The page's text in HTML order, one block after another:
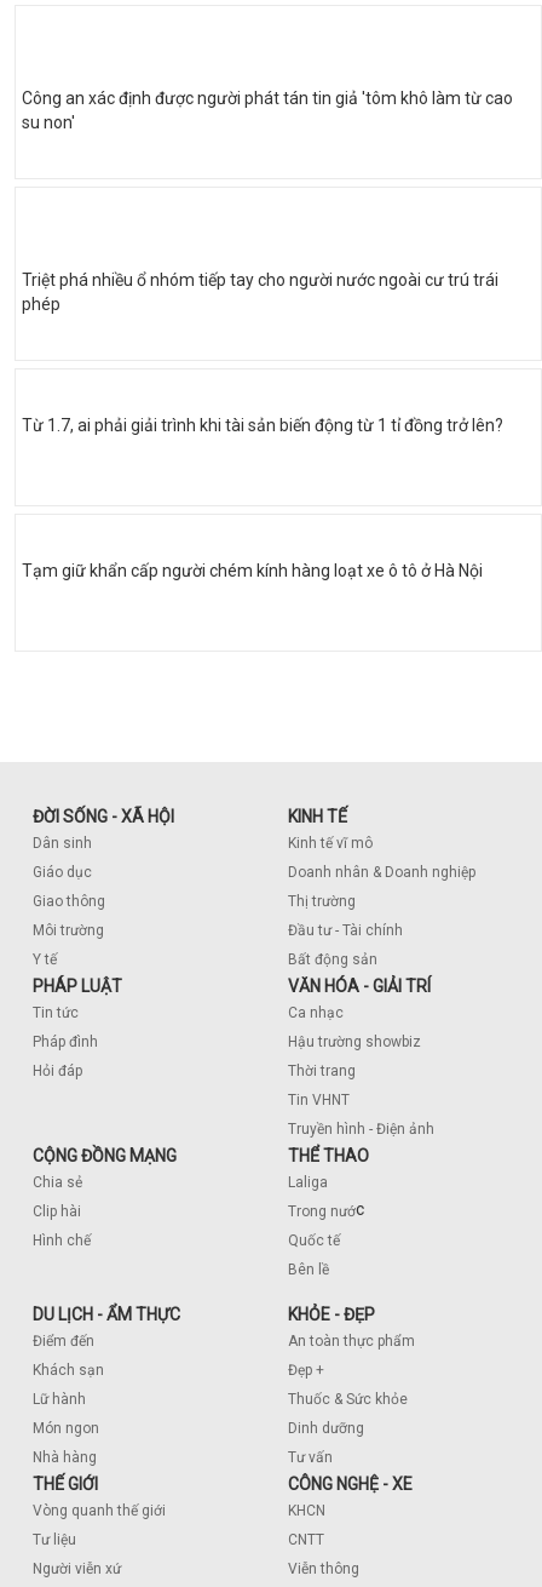
Công an xác định được người phát tán tin giả 'tôm khô làm từ cao
su non'
Triệt phá nhiều ổ nhóm tiếp tay cho người nước ngoài cư trú trái
phép
Từ 1.7, ai phải giải trình khi tài sản biến động từ 1 tỉ đồng trở lên?
Tạm giữ khẩn cấp người chém kính hàng loạt xe ô tô ở Hà Nội
ĐỜI SỐNG - XÃ HỘI
Dân sinh
Giáo dục
Giao thông
Môi trường
Y tế
KINH TẾ
Kinh tế vĩ mô
Doanh nhân & Doanh nghiệp
Thị trường
Đầu tư - Tài chính
Bất động sản
PHÁP LUẬT
Tin tức
Pháp đình
Hỏi đáp
VĂN HÓA - GIẢI TRÍ
Ca nhạc
Hậu trường showbiz
Thời trang
Tin VHNT
Truyền hình - Điện ảnh
CỘNG ĐỒNG MẠNG
Chia sẻ
Clip hài
Hình chế
THỂ THAO
Laliga
Trong nước
Quốc tế
Bên lề
DU LỊCH - ẨM THỰC
Điểm đến
Khách sạn
Lữ hành
Món ngon
Nhà hàng
KHỎE - ĐẸP
An toàn thực phẩm
Đẹp +
Thuốc & Sức khỏe
Dinh dưỡng
Tư vấn
THẾ GIỚI
Vòng quanh thế giới
Tư liệu
Người viễn xứ
CÔNG NGHỆ - XE
KHCN
CNTT
Viễn thông